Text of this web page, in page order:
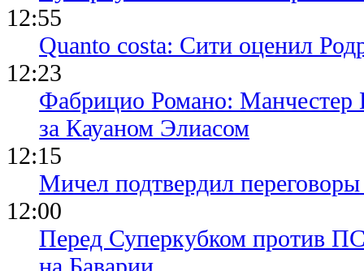
12:55
Quanto costa: Сити оценил
12:23
Фабрицио Романо: Манчестер
за Кауаном Элиасом
12:15
Мичел подтвердил
12:00
Перед Суперкубком против